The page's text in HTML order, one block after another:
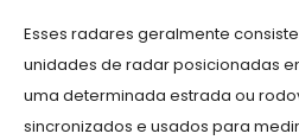
Esses radares geralmente
unidades de radar posicionadas
uma determinada estrada ou
sincronizados e usados para